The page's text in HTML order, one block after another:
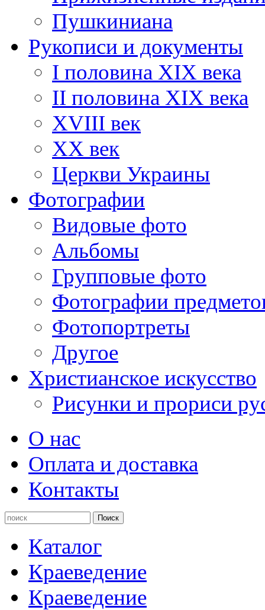
Пушкиниана
Рукописи и документы
I половина XIX века
II половина XIX века
XVIII век
ХХ век
Церкви Украины
Фотографии
Видовые фото
Альбомы
Групповые фото
Фотографии
Фотопортреты
Другое
Христианское искусство
Рисунки и прориси
О нас
Оплата и доставка
Контакты
Каталог
Краеведение
Краеведение